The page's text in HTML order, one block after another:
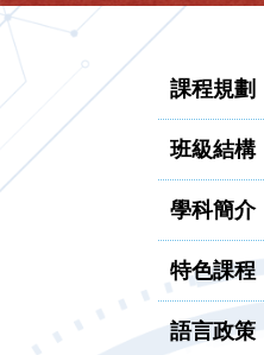
課程規劃
班級結構
學科簡介
特色課程
語言政策